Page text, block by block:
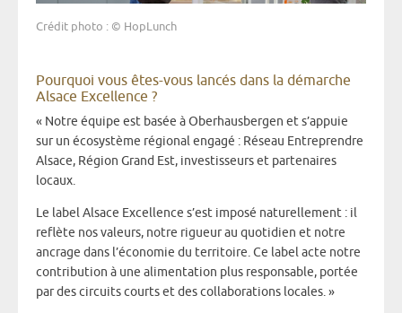
Crédit photo : © HopLunch
Pourquoi vous êtes-vous lancés dans la démarche
Alsace Excellence ?
« Notre équipe est basée à Oberhausbergen et s’appuie
sur un écosystème régional engagé : Réseau Entreprendre
Alsace, Région Grand Est, investisseurs et partenaires
locaux.
Le label Alsace Excellence s’est imposé naturellement : il
reflète nos valeurs, notre rigueur au quotidien et notre
ancrage dans l’économie du territoire. Ce label acte notre
contribution à une alimentation plus responsable, portée
par des circuits courts et des collaborations locales. »